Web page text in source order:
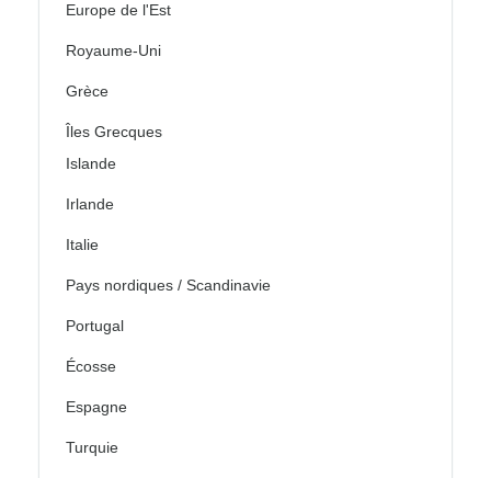
Europe de l'Est
Royaume-Uni
Grèce
Îles Grecques
Islande
Irlande
Italie
Pays nordiques / Scandinavie
Portugal
Écosse
Espagne
Turquie